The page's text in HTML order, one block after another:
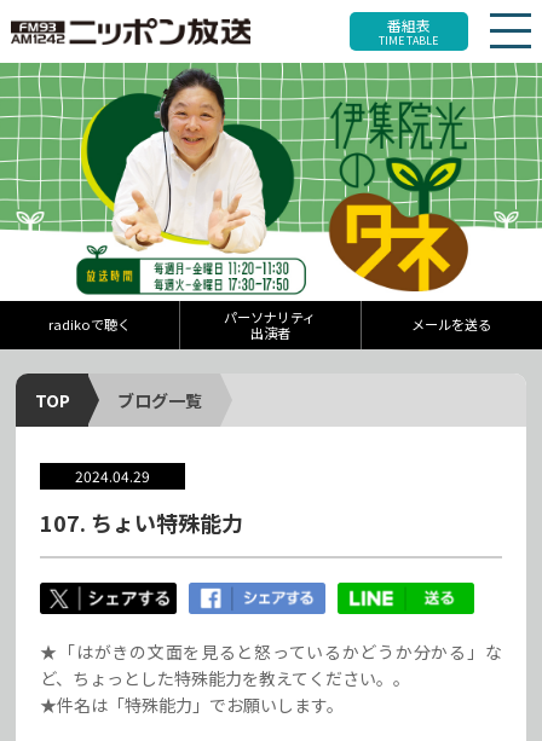
番組表
TIME TABLE
radikoで聴く
パーソナリティ
出演者
メールを送る
TOP ブログ一覧
2024.04.29
107. ちょい特殊能力
★「はがきの文面を見ると怒っているかどうか分かる」な
ど、ちょっとした特殊能力を教えてください。。
★件名は「特殊能力」でお願いします。